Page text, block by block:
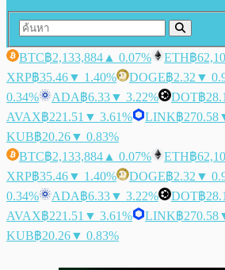
BTC฿2,133,884 ▲ 0.07% ETH฿
XRP฿35.46▼ 1.40% DOGE฿2.32 ▼
0.34%
ADA฿6.33▼ 3.22% DOT฿
AVAX฿221.51 ▼ 3.61% LINK฿270.58
KUB฿20.26▼ 0.83%
BTC฿2,133,884 ▲ 0.07% ETH฿
XRP฿35.46▼ 1.40% DOGE฿2.32 ▼
0.34%
ADA฿6.33▼ 3.22% DOT฿
AVAX฿221.51 ▼ 3.61% LINK฿270.58
KUB฿20.26▼ 0.83%